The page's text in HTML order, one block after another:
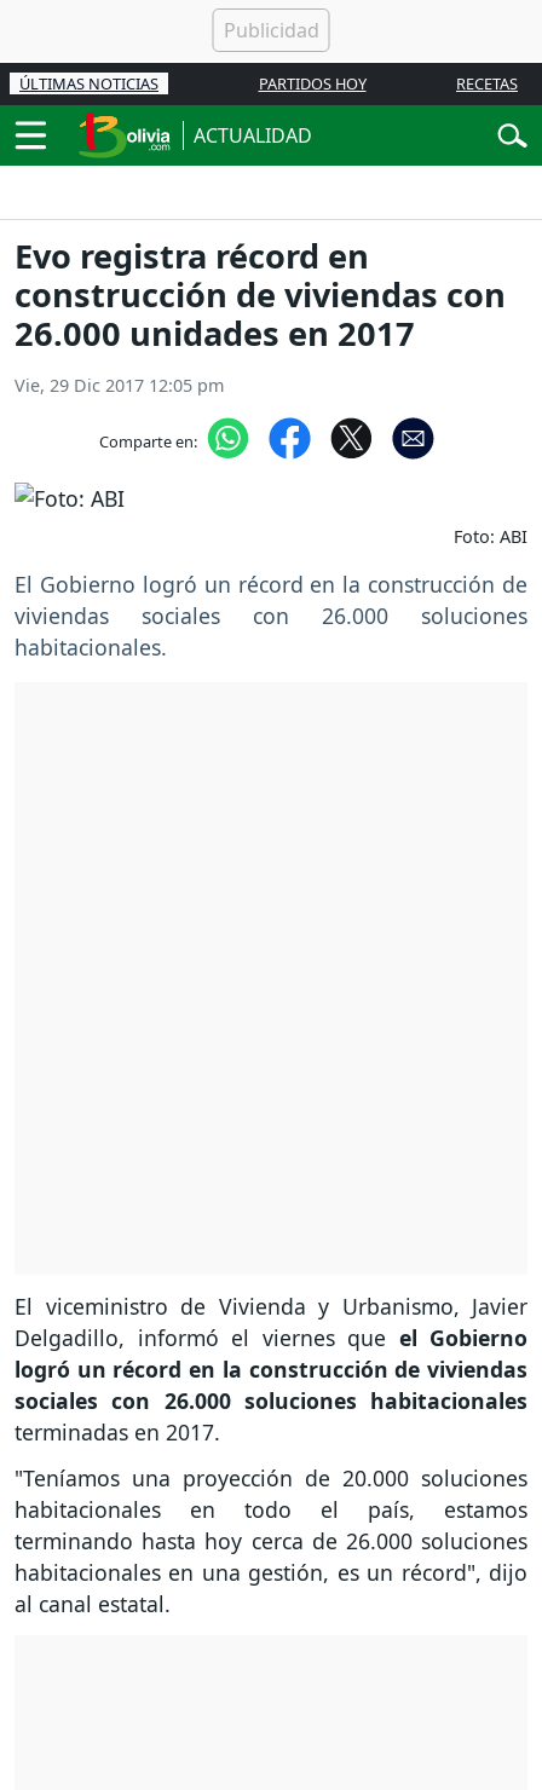
ÚLTIMAS NOTICIAS PARTIDOS HOY RECETAS
ACTUALIDAD
Evo registra récord en
construcción de viviendas con
26.000 unidades en 2017
Vie, 29 Dic 2017 12:05 pm
Comparte en:
Foto: ABI
El Gobierno logró un récord en la construcción de
viviendas sociales con 26.000 soluciones
habitacionales.
El viceministro de Vivienda y Urbanismo, Javier
Delgadillo, informó el viernes que el Gobierno
logró un récord en la construcción de viviendas
sociales con 26.000 soluciones habitacionales
terminadas en 2017.
"Teníamos una proyección de 20.000 soluciones
habitacionales en todo el país, estamos
terminando hasta hoy cerca de 26.000 soluciones
habitacionales en una gestión, es un récord", dijo
al canal estatal.